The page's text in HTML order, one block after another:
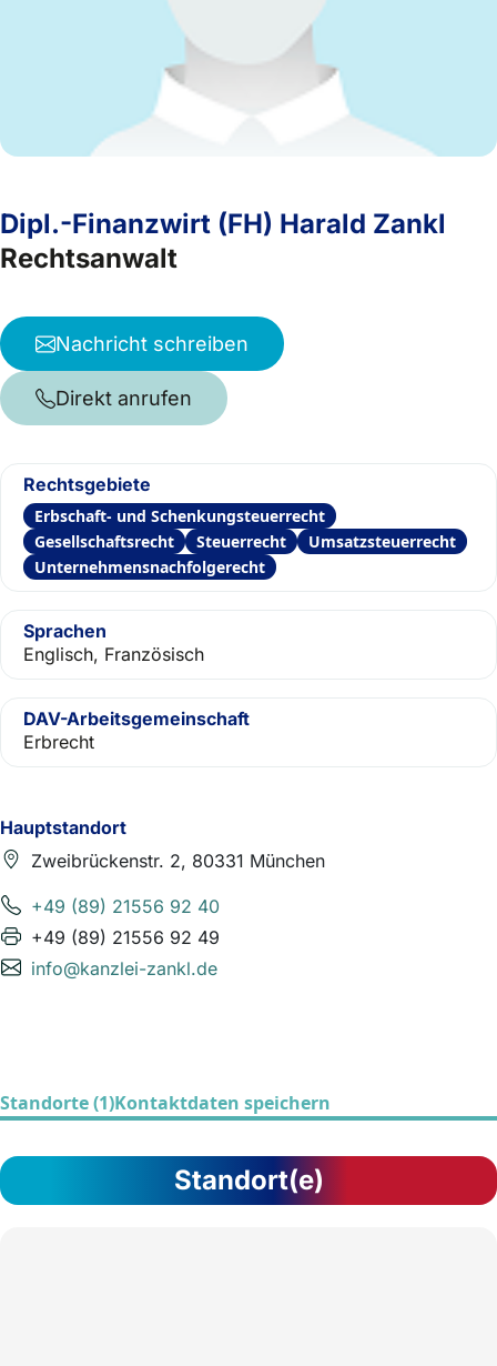
Hauptstandort
Zweibrückenstr. 2, 80331 München
+49 (89) 21556 92 40
+49 (89) 21556 92 49
info@kanzlei-zankl.de
Dipl.-Finanzwirt (FH) Harald Zankl
Rechtsanwalt
Nachricht schreiben
Direkt anrufen
Rechtsgebiete
Erbschaft- und Schenkungsteuerrecht
Gesellschaftsrecht
Steuerrecht
Umsatzsteuerrecht
Unternehmensnachfolgerecht
Sprachen
Englisch, Französisch
DAV-Arbeitsgemeinschaft
Erbrecht
Standorte (1)Kontaktdaten speichern
Standort(e)